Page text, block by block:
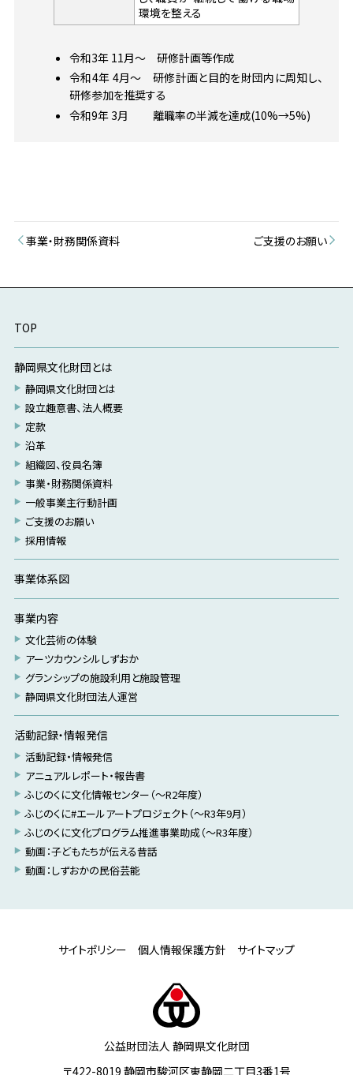
環境を整える
令和3年 11月〜 研修計画等作成
令和4年 4月〜 研修計画と目的を財団内に周知し、
研修参加を推奨する
令和9年 3月 離職率の半減を達成(10%→5%)
事業・財務関係資料 ご支援のお願い
TOP
静岡県文化財団とは
静岡県文化財団とは
設立趣意書、法人概要
定款
沿革
組織図、役員名簿
事業・財務関係資料
一般事業主行動計画
ご支援のお願い
採用情報
事業体系図
事業内容
文化芸術の体験
アーツカウンシルしずおか
グランシップの施設利用と施設管理
静岡県文化財団法人運営
活動記録・情報発信
活動記録・情報発信
アニュアルレポート・報告書
ふじのくに文化情報センター（～R2年度）
ふじのくに#エールアートプロジェクト（～R3年9月）
ふじのくに文化プログラム推進事業助成（～R3年度）
動画：子どもたちが伝える昔話
動画：しずおかの民俗芸能
サイトポリシー 個人情報保護方針 サイトマップ
公益財団法人 静岡県文化財団
〒422-8019 静岡市駿河区東静岡二丁目3番1号